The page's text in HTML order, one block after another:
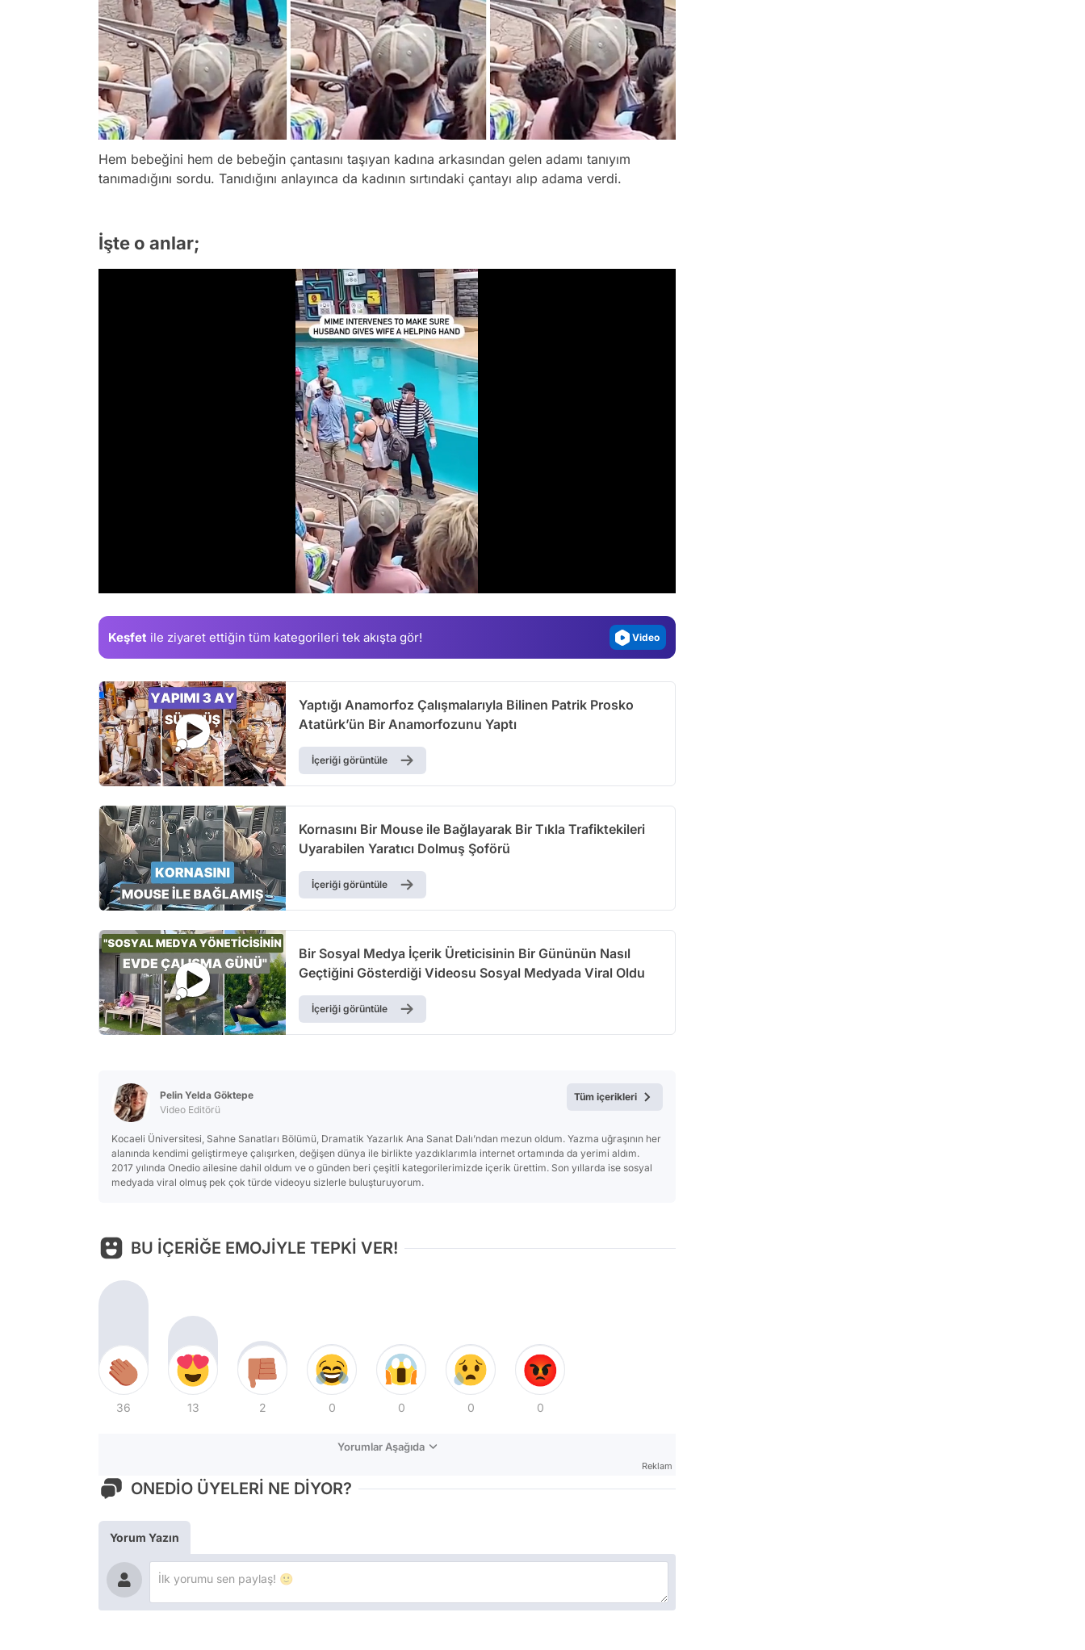
Hem bebeğini hem de bebeğin çantasını taşıyan kadına arkasından gelen adamı tanıyım
tanımadığını sordu. Tanıdığını anlayınca da kadının sırtındaki çantayı alıp adama verdi.
İşte o anlar;
Keşfet ile ziyaret ettiğin tüm kategorileri tek akışta gör! Video
Yaptığı Anamorfoz Çalışmalarıyla Bilinen Patrik Prosko
Atatürk’ün Bir Anamorfozunu Yaptı
İçeriği görüntüle
Kornasını Bir Mouse ile Bağlayarak Bir Tıkla Trafiktekileri
Uyarabilen Yaratıcı Dolmuş Şoförü
İçeriği görüntüle
Bir Sosyal Medya İçerik Üreticisinin Bir Gününün Nasıl
Geçtiğini Gösterdiği Videosu Sosyal Medyada Viral Oldu
İçeriği görüntüle
Pelin Yelda Göktepe
Video Editörü
Kocaeli Üniversitesi, Sahne Sanatları Bölümü, Dramatik Yazarlık Ana Sanat Dalı’ndan mezun oldum. Yazma uğraşının her
alanında kendimi geliştirmeye çalışırken, değişen dünya ile birlikte yazdıklarımla internet ortamında da yerimi aldım.
2017 yılında Onedio ailesine dahil oldum ve o günden beri çeşitli kategorilerimizde içerik ürettim. Son yıllarda ise sosyal
medyada viral olmuş pek çok türde videoyu sizlerle buluşturuyorum.
Tüm içerikleri
BU İÇERİĞE EMOJİYLE TEPKİ VER!
36 13 2 0 0 0 0
Yorumlar Aşağıda
Reklam
ONEDİO ÜYELERİ NE DİYOR?
Yorum Yazın